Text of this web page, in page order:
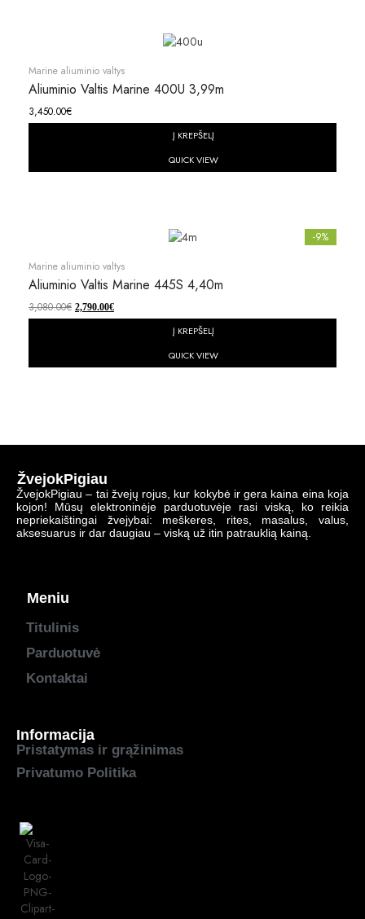
Marine aliuminio valtys
Aliuminio Valtis Marine 400U 3,99m
3,450.00€
Į KREPŠELĮ
QUICK VIEW
-9%
Marine aliuminio valtys
Aliuminio Valtis Marine 445S 4,40m
3,080.00€ 2,790.00€
Į KREPŠELĮ
QUICK VIEW
ŽvejokPigiau
ŽvejokPigiau – tai žvejų rojus, kur kokybė ir gera kaina eina koja
kojon! Mūsų elektroninėje parduotuvėje rasi viską, ko reikia
nepriekaištingai žvejybai: meškeres, rites, masalus, valus,
aksesuarus ir dar daugiau – viską už itin patrauklią kainą.
Meniu
Titulinis
Parduotuvė
Kontaktai
Informacija
Pristatymas ir grąžinimas
Privatumo Politika